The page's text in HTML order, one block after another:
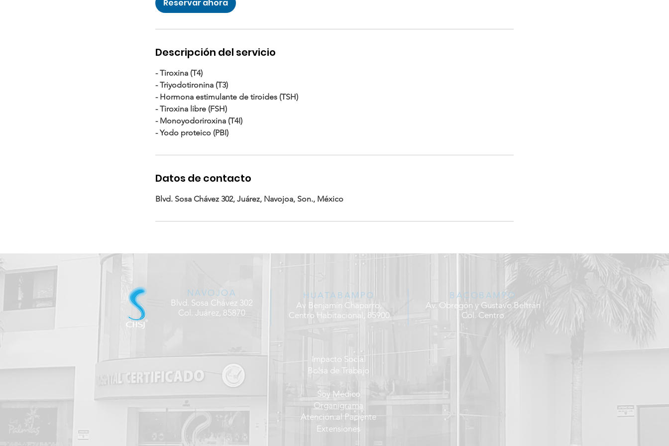
Reservar ahora
Descripción del servicio
- Tiroxina (T4)
- Triyodotironina (T3)
- Hormona estimulante de tiroides (TSH)
- Tiroxina libre (FSH)
- Monoyodoriroxina (T4I)
- Yodo proteico (PBI)
Datos de contacto
Blvd. Sosa Chávez 302, Juárez, Navojoa, Son., México
NAVOJOA
Blvd. Sosa Chávez 302
Col. Juárez, 85870
HUATABAMPO
Av Benjamín Chaparro,
Centro Habitacional, 85900
BACOBAMPO
Av. Obregón y Gustavo Beltrán
Col. Centro
Impacto Social
Bolsa de Trabajo
Soy Médico
Organigrama
Atención al Paciente
Extensiones